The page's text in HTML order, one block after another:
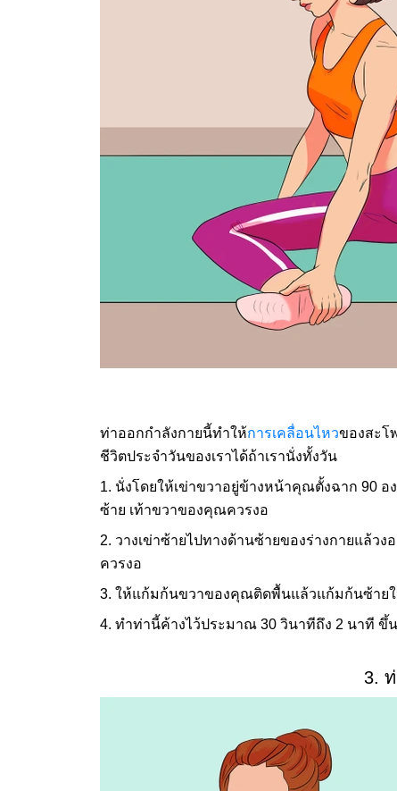
ท่าออกกำลังกายนี้ทำให้การเคลื่อนไหวของสะโ
ชีวิตประจำวันของเราได้ถ้าเรานั่งทั้งวัน
1. นั่งโดยให้เข่าขวาอยู่ข้างหน้าคุณตั้งฉาก 90 อ
ซ้าย เท้าขวาของคุณควรงอ
2. วางเข่าซ้ายไปทางด้านซ้ายของร่างกายแล้ว
ควรงอ
3. ให้แก้มก้นขวาของคุณติดพื้นแล้วแก้มก้นซ้าย
4. ทำท่านี้ค้างไว้ประมาณ 30 วินาทีถึง 2 นาที
3.